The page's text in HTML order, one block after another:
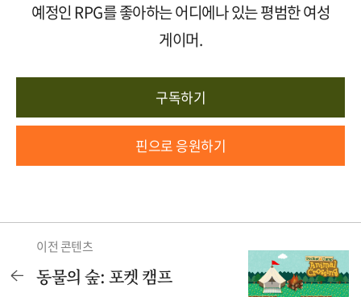
예정인 RPG를 좋아하는 어디에나 있는 평범한 여성
게이머.
구독하기
핀으로 응원하기
이전 콘텐츠
동물의 숲: 포켓 캠프